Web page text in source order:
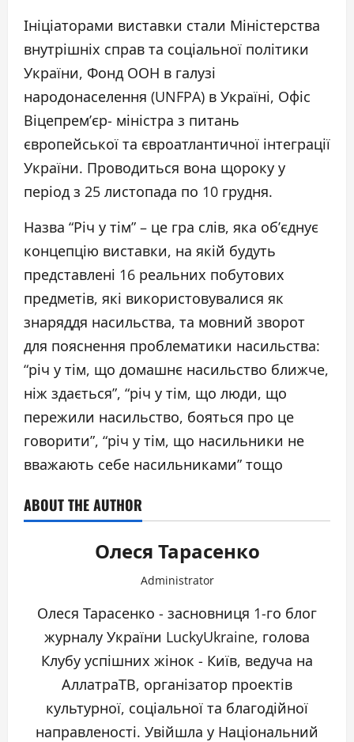
Ініціаторами виставки стали Міністерства
внутрішніх справ та соціальної політики
України, Фонд ООН в галузі
народонаселення (UNFPA) в Україні, Офіс
Віцепрем’єр- міністра з питань
європейської та євроатлантичної інтеграції
України. Проводиться вона щороку у
період з 25 листопада по 10 грудня.
Назва “Річ у тім” – це гра слів, яка об’єднує
концепцію виставки, на якій будуть
представлені 16 реальних побутових
предметів, які використовувалися як
знаряддя насильства, та мовний зворот
для пояснення проблематики насильства:
“річ у тім, що домашнє насильство ближче,
ніж здається”, “річ у тім, що люди, що
пережили насильство, бояться про це
говорити”, “річ у тім, що насильники не
вважають себе насильниками” тощо
ABOUT THE AUTHOR
Олеся Тарасенко
Administrator
Олеся Тарасенко - засновниця 1-го блог
журналу України LuckyUkraine, голова
Клубу успішних жінок - Київ, ведуча на
АллатраТВ, організатор проектів
культурної, соціальної та благодійної
направленості. Увійшла у Національний